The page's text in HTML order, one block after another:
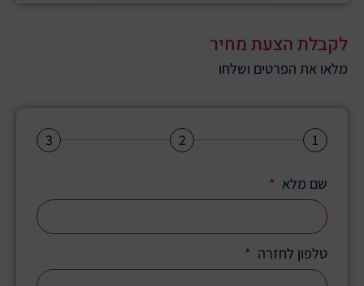
לקבלת הצעת מחיר
מלאו את הפרטים ושלחו
1
2
3
שם מלא
טלפון לחזרה